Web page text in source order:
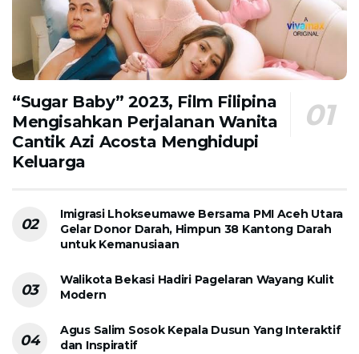
“Sugar Baby” 2023, Film Filipina
Mengisahkan Perjalanan Wanita
Cantik Azi Acosta Menghidupi
Keluarga
Imigrasi Lhokseumawe Bersama PMI Aceh Utara
Gelar Donor Darah, Himpun 38 Kantong Darah
untuk Kemanusiaan
Walikota Bekasi Hadiri Pagelaran Wayang Kulit
Modern
Agus Salim Sosok Kepala Dusun Yang Interaktif
dan Inspiratif